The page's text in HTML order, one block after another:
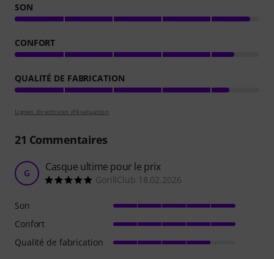
SON
CONFORT
QUALITÉ DE FABRICATION
Lignes directrices d'évaluation
21 Commentaires
G Casque ultime pour le prix
GorillClub 18.02.2026
Son
Confort
Qualité de fabrication